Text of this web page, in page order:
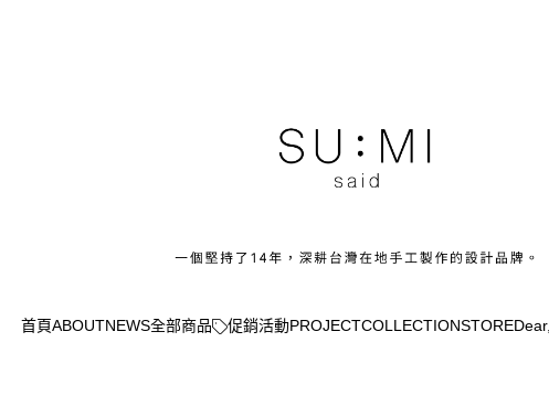
首頁ABOUTNEWS全部商品 促銷活動PROJECTCOLLECTIONSTOREDear,